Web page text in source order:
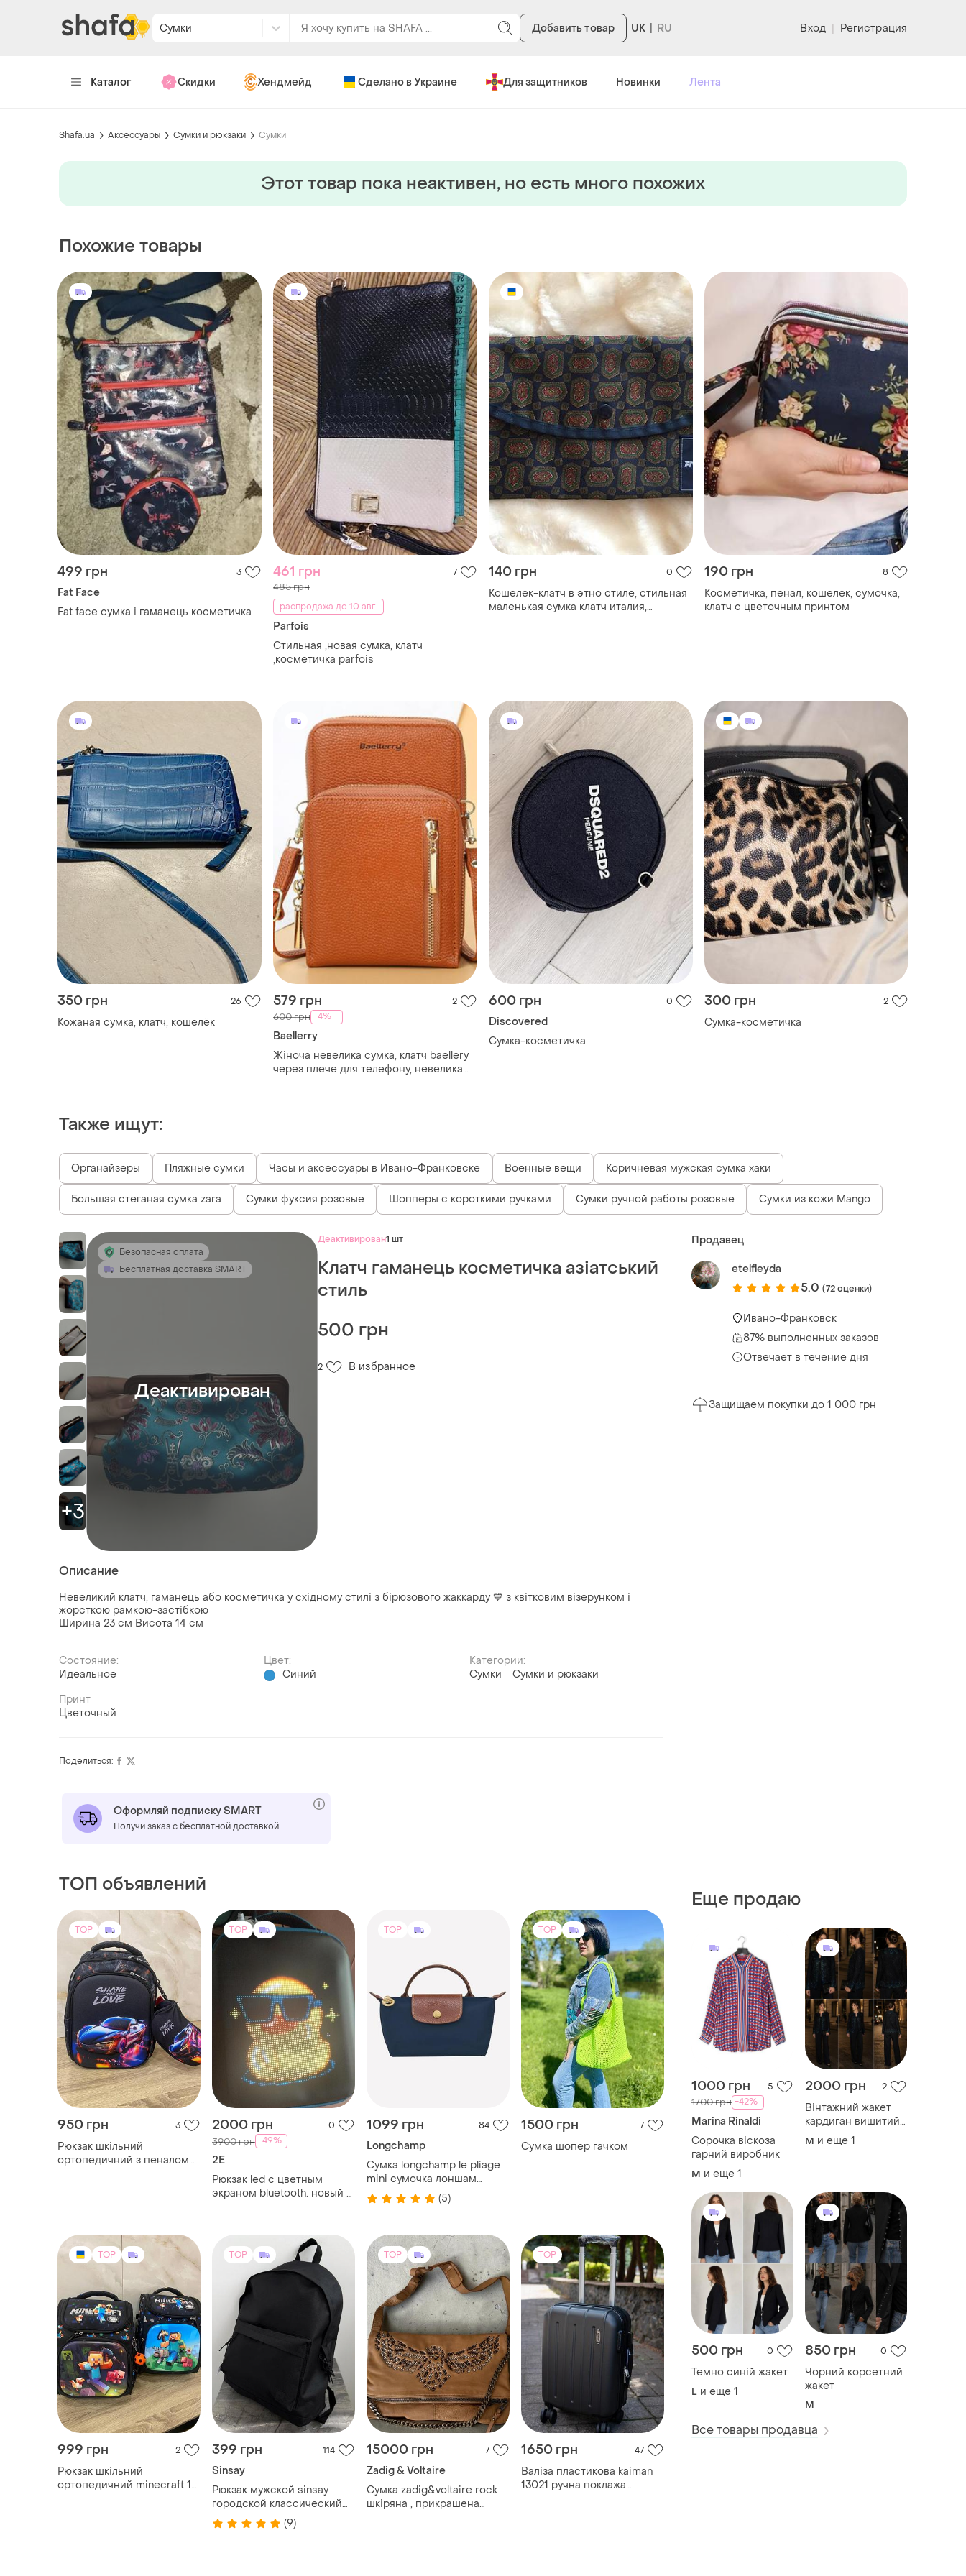
Сумки Добавить товар UK Вход | Регистрация
Каталог Скидки Хендмейд Сделано в Украине Для защитников Новинки Лента
Shafa.ua Аксессуары Сумки и рюкзаки Сумки
Этот товар пока неактивен, но есть много похожих
Похожие товары
499 грн 3
Fat Face
Fat face сумка і гаманець косметичка
461 грн 7
485 грн
распродажа до 10 авг.
Parfois
Стильная ,новая сумка, клатч
,косметичка parfois
140 грн 0
Кошелек-клатч в этно стиле, стильная
маленькая сумка клатч италия,
190 грн 8
Косметичка, пенал, кошелек, сумочка,
клатч с цветочным принтом
350 грн 26
Кожаная сумка, клатч, кошелёк
579 грн 2
600 грн -4%
Baellerry
Жіноча невелика сумка, клатч baellery
через плече для телефону, невелика
600 грн 0
Discovered
Сумка-косметичка
300 грн 2
Сумка-косметичка
Также ищут:
Органайзеры Пляжные сумки Часы и аксессуары в Ивано-Франковске Военные вещи Коричневая мужская сумка хаки
Большая стеганая сумка zara Сумки фуксия розовые Шопперы с короткими ручками Сумки ручной работы розовые Сумки из кожи Mango
+3
Безопасная оплата
Бесплатная доставка SMART
Деактивирован
Деактивирован1 шт
Клатч гаманець косметичка азіатський
стиль
500 грн
2 В избранное
Описание
Невеликий клатч, гаманець або косметичка у східному стилі з бірюзового жаккарду 💙 з квітковим візерунком і
жорсткою рамкою-застібкою
Ширина 23 см Висота 14 см
Состояние:
Идеальное
Цвет:
Синий
Категории:
Сумки
Сумки и рюкзаки
Принт
Цветочный
Продавец
etelfleyda
5.0 (72 оценки)
Ивано-Франковск
87% выполненных заказов
Отвечает в течение дня
Защищаем покупки до 1 000 грн
Еще продаю
1000 грн 5
1700 грн -42%
Marina Rinaldi
Сорочка віскоза
гарний виробник
M и еще 1
2000 грн 2
Вінтажний жакет
кардиган вишитий
скляним бісером
M и еще 1
500 грн 0
Темно синій жакет
L и еще 1
850 грн 0
Чорний корсетний
жакет
M
Все товары продавца
Поделиться:
Оформляй подписку SMART
Получи заказ с бесплатной доставкой
ТОП объявлений
TOP
950 грн 3
Рюкзак шкільний
ортопедичний з пеналом
TOP
2000 грн 0
3900 грн -49%
2E
Рюкзак led с цветным
экраном bluetooth. новый с
TOP
1099 грн 84
Longchamp
Сумка longchamp le pliage
mini сумочка лоншам
лонгчем
(5)
TOP
1500 грн 7
Сумка шопер гачком
TOP
999 грн 2
Рюкзак шкільний
ортопедичний minecraft 1–
TOP
399 грн 114
Sinsay
Рюкзак мужской sinsay
городской классический
унисекс черный новый
(9)
TOP
15000 грн 7
Zadig & Voltaire
Сумка zadig&voltaire rock
шкіряна , прикрашена
TOP
1650 грн 47
Валіза пластикова kaiman
13021 ручна поклажа